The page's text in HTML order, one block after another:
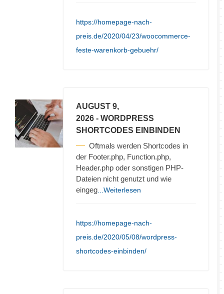
https://homepage-nach-
preis.de/2020/04/23/woocommerce-
feste-warenkorb-gebuehr/
AUGUST 9,
2026 - WORDPRESS
SHORTCODES EINBINDEN
Oftmals werden Shortcodes in
der Footer.php, Function.php,
Header.php oder sonstigen PHP-
Dateien nicht genutzt und wie
eingeg ...Weiterlesen
https://homepage-nach-
preis.de/2020/05/08/wordpress-
shortcodes-einbinden/